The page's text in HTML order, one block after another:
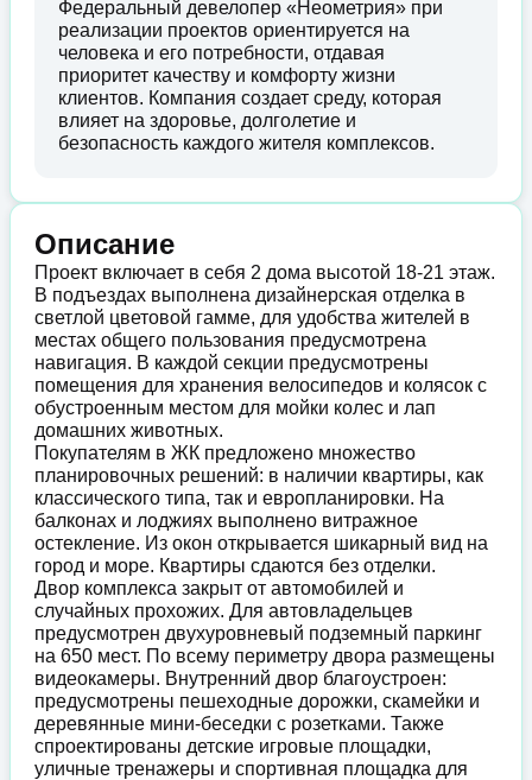
Федеральный девелопер «Неометрия» при
реализации проектов ориентируется на
человека и его потребности, отдавая
приоритет качеству и комфорту жизни
клиентов. Компания создает среду, которая
влияет на здоровье, долголетие и
безопасность каждого жителя комплексов.
Описание
Проект включает в себя 2 дома высотой 18-21 этаж.
В подъездах выполнена дизайнерская отделка в
светлой цветовой гамме, для удобства жителей в
местах общего пользования предусмотрена
навигация. В каждой секции предусмотрены
помещения для хранения велосипедов и колясок с
обустроенным местом для мойки колес и лап
домашних животных.
Покупателям в ЖК предложено множество
планировочных решений: в наличии квартиры, как
классического типа, так и европланировки. На
балконах и лоджиях выполнено витражное
остекление. Из окон открывается шикарный вид на
город и море. Квартиры сдаются без отделки.
Двор комплекса закрыт от автомобилей и
случайных прохожих. Для автовладельцев
предусмотрен двухуровневый подземный паркинг
на 650 мест. По всему периметру двора размещены
видеокамеры. Внутренний двор благоустроен:
предусмотрены пешеходные дорожки, скамейки и
деревянные мини-беседки с розетками. Также
спроектированы детские игровые площадки,
уличные тренажеры и спортивная площадка для